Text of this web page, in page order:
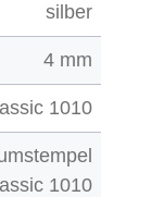
silber
4 mm
1010
1010